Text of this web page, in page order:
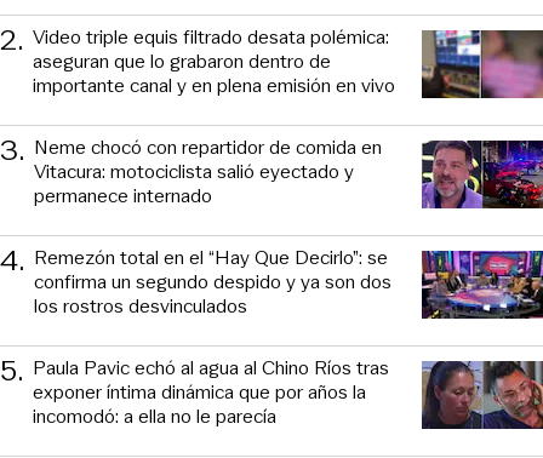
2. Video triple equis filtrado desata polémica:
aseguran que lo grabaron dentro de
importante canal y en plena emisión en vivo
3. Neme chocó con repartidor de comida en
Vitacura: motociclista salió eyectado y
permanece internado
4. Remezón total en el “Hay Que Decirlo”: se
confirma un segundo despido y ya son dos
los rostros desvinculados
5. Paula Pavic echó al agua al Chino Ríos tras
exponer íntima dinámica que por años la
incomodó: a ella no le parecía